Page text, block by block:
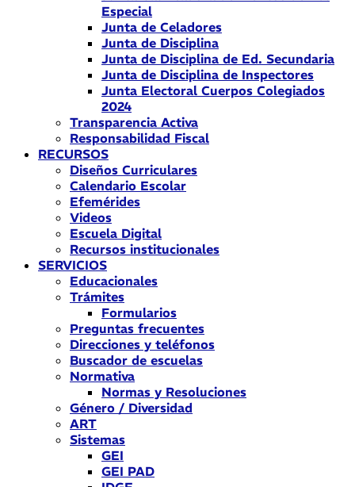
Especial
Junta de Celadores
Junta de Disciplina
Junta de Disciplina de Ed. Secundaria
Junta de Disciplina de Inspectores
Junta Electoral Cuerpos Colegiados
2024
Transparencia Activa
Responsabilidad Fiscal
RECURSOS
Diseños Curriculares
Calendario Escolar
Efemérides
Videos
Escuela Digital
Recursos institucionales
SERVICIOS
Educacionales
Trámites
Formularios
Preguntas frecuentes
Direcciones y teléfonos
Buscador de escuelas
Normativa
Normas y Resoluciones
Género / Diversidad
ART
Sistemas
GEI
GEI PAD